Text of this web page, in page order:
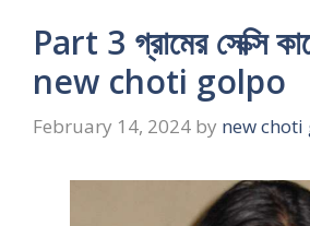
Part 3 গ্রামের সেক্সি
new choti golpo
February 14, 2024 by new choti